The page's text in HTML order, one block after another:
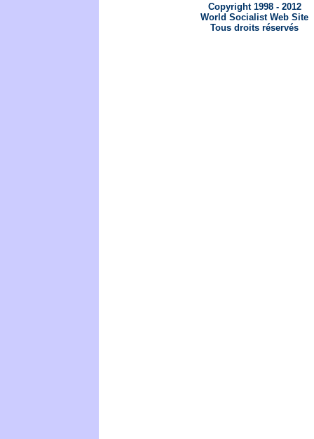
Copyright 1998 - 2012
World Socialist Web Site
Tous droits réservés